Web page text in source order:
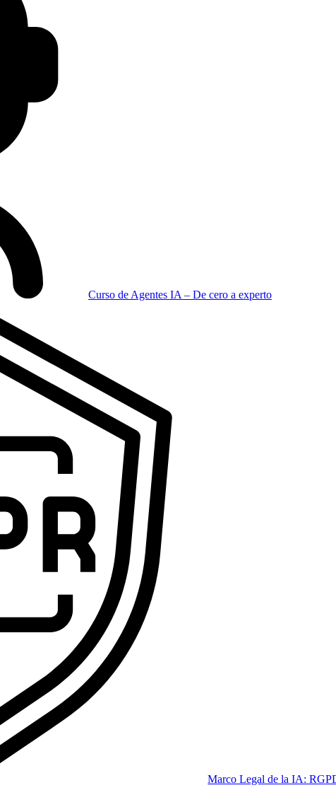
Curso de Agentes IA – De cero a experto
Marco Legal de la IA:
que las empresas se pelean por tener.
2026]